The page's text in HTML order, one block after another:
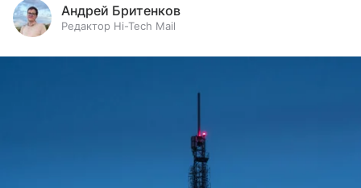
Андрей Бритенков
Редактор Hi-Tech Mail